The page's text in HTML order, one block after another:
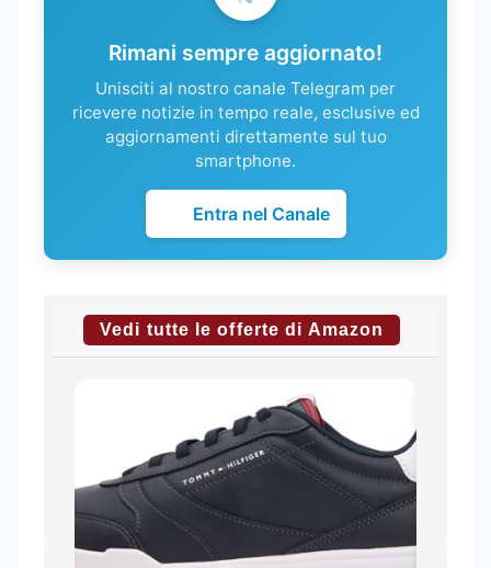
Rimani sempre aggiornato!
Unisciti al nostro canale Telegram per
ricevere notizie in tempo reale, esclusive ed
aggiornamenti direttamente sul tuo
smartphone.
Entra nel Canale